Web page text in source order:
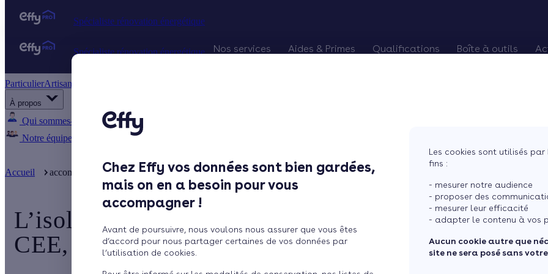
Chez Effy vos données sont bien gardées,
mais on en a besoin pour vous
accompagner !
Avant de poursuivre, nous voulons nous assurer que vous êtes
d’accord pour nous partager certaines de vos données par
l’utilisation de cookies.
Les cookies sont utilisés
fins :
- mesurer notre audience
- proposer des
- mesurer leur efficacité
- adapter le contenu à vos
Aucun cookie autre que
site ne sera posé sans
ParticulierArtisan / installateur
À propos
Qui sommes-nous ? Pourquoi Effy ?
Notre équipe
Rejoignez-nous
Spécialiste rénovation énergétique Nos services Aides & Primes Qualifications Boîte à outils
Courtier en
Spécialiste rénovation énergétique
Accueil accompagnement client L’isolation des combles pour 1 euro grâce aux ...
L’isolation des combles pour 1 euro grâce aux
CEE, c'est fini !